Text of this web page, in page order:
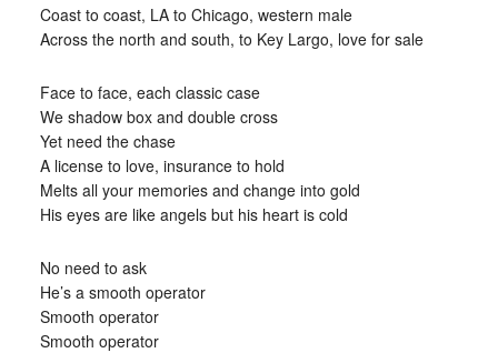
Coast to coast, LA to Chicago, western male
Across the north and south, to Key Largo, love for sale
Face to face, each classic case
We shadow box and double cross
Yet need the chase
A license to love, insurance to hold
Melts all your memories and change into gold
His eyes are like angels but his heart is cold
No need to ask
He’s a smooth operator
Smooth operator
Smooth operator